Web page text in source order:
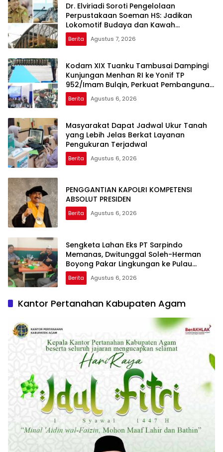
Dr. Elviriadi Soroti Pengelolaan
Perpustakaan Soeman HS: Jadikan
Lokomotif Budaya dan Kawah
Candradimuka Intelektual
Berita Agustus 7, 2026
Kodam XIX Tuanku Tambusai Dampingi
Kunjungan Menhan RI ke Yonif TP
952/Imam Bulqin, Perkuat Pembangunan
Satuan
Berita Agustus 6, 2026
Masyarakat Dapat Jadwal Ukur Tanah
yang Lebih Jelas Berkat Layanan
Pengukuran Terjadwal
Berita Agustus 6, 2026
PENGGANTIAN KAPOLRI KOMPETENSI
ABSOLUT PRESIDEN
Berita Agustus 6, 2026
Sengketa Lahan Eks PT Sarpindo
Memanas, Dwitunggal Soleh-Herman
Boyong Pakar Lingkungan ke Pulau
Rupat
Berita Agustus 6, 2026
Kantor Pertanahan Kabupaten Agam